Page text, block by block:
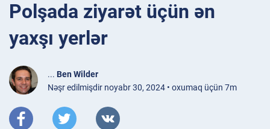
Polşada ziyarət üçün ən
yaxşı yerlər
... Ben Wilder
Nəşr edilmişdir noyabr 30, 2024 • oxumaq üçün 7m